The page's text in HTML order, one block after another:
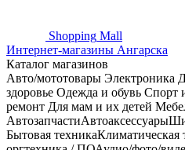
Shopping Mall
Интернет-магазины Ангарска
Каталог магазинов
Авто/мототовары Электроника
здоровье Одежда и обувь Спорт
ремонт Для мам и их детей
АвтозапчастиАвтоаксессуары
Бытовая техникаКлиматическая